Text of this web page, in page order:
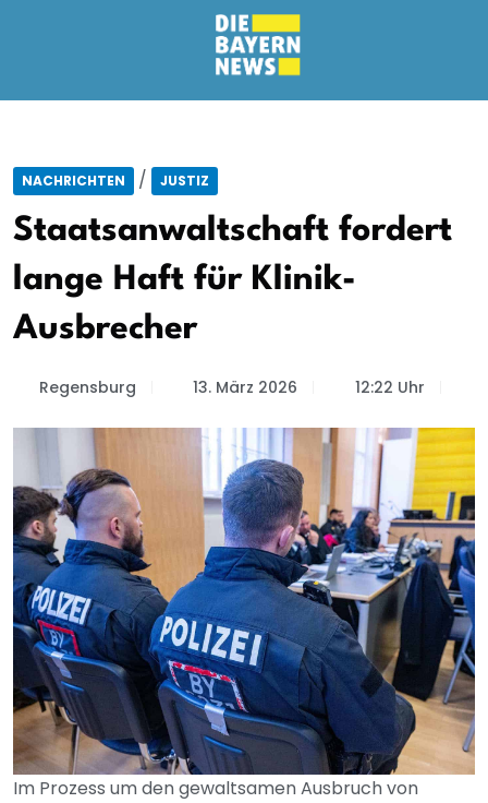
NACHRICHTEN / JUSTIZ
Staatsanwaltschaft fordert
lange Haft für Klinik-
Ausbrecher
Regensburg 13. März 2026 12:22 Uhr
Im Prozess um den gewaltsamen Ausbruch von